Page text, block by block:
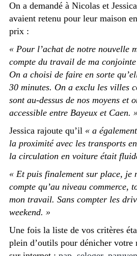
On a demandé à Nicolas et
avaient retenu pour leur maison
prix :
« Pour l’achat de notre nouvelle
compte du travail de ma
On a choisi de faire en sorte
30 minutes. On a exclu les villes
sont au-dessus de nos moyens et
accessible entre Bayeux et Caen. »
Jessica rajoute qu’il « a
la proximité avec les transports
la circulation en voiture était
« Et puis finalement sur place, je
compte qu’au niveau commerce,
mon travail. Sans compter les
weekend. »
Une fois la liste de vos critères
plein d’outils pour dénicher votre